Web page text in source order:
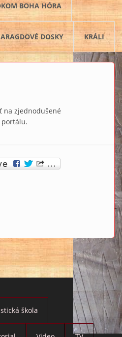
BOHA HÓRA
DOSKY KRÁLI
na zjednodušené
portálu.
škola